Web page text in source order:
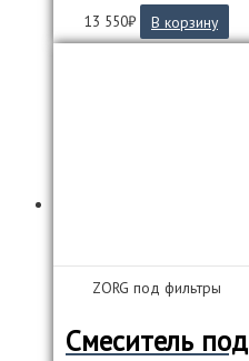
13 550₽ В корзину
ZORG под фильтры
Смеситель под